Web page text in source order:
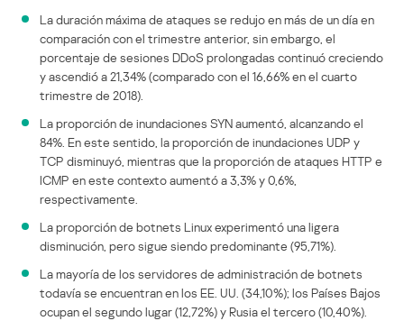
La duración máxima de ataques se redujo en más de un día en
comparación con el trimestre anterior, sin embargo, el
porcentaje de sesiones DDoS prolongadas continuó creciendo
y ascendió a 21,34% (comparado con el 16,66% en el cuarto
trimestre de 2018).
La proporción de inundaciones SYN aumentó, alcanzando el
84%. En este sentido, la proporción de inundaciones UDP y
TCP disminuyó, mientras que la proporción de ataques HTTP e
ICMP en este contexto aumentó a 3,3% y 0,6%,
respectivamente.
La proporción de botnets Linux experimentó una ligera
disminución, pero sigue siendo predominante (95,71%).
La mayoría de los servidores de administración de botnets
todavía se encuentran en los EE. UU. (34,10%); los Países Bajos
ocupan el segundo lugar (12,72%) y Rusia el tercero (10,40%).